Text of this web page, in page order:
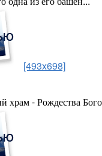
[493x698]
храм - Рождества